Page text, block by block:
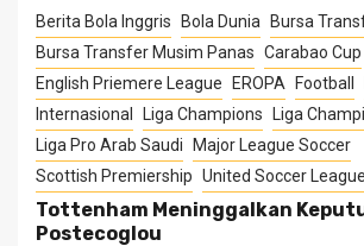
Berita Bola Inggris Bola Dunia
Bursa
Bursa Transfer Musim Panas Carabao Cup
English Priemere League
EROPA Football
Internasional
Liga Champions
Liga
Liga Pro Arab Saudi
Major League Soccer
Scottish Premiership United Soccer League
Tottenham Meninggalkan
Postecoglou